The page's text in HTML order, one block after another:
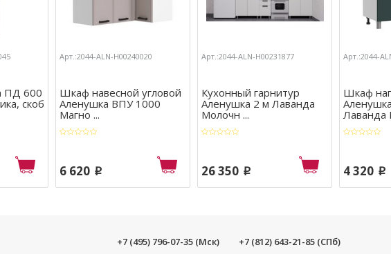
ПД 600
скоб
Арт.:2044-ALN-Н00240020
Шкаф навесной угловой
Аленушка ВПУ 1000
Магно ...
6 620 p
Арт.:2044-ALN-Н00231877
Кухонный гарнитур
Аленушка 2 м Лаванда
Молочн ...
26 350 p
Арт.:2044-
Шкаф
Лаванда
4 320 p
+7 (495) 796-07-35 (Мск) +7 (812) 643-21-85 (СПб)